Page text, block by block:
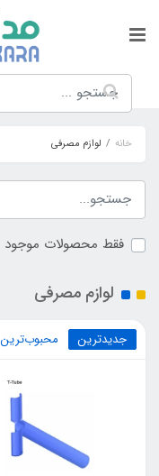
خانه لوازم مصرفی
فقط محصولات موجود
لوازم مصرفی
جدیدترین محبوب‌ترین